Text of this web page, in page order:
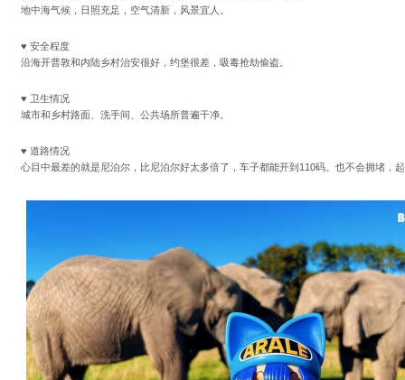
地中海气候，日照充足，空气清新，风景宜人。
♥ 安全程度
沿海开普敦和内陆乡村治安很好，约堡很差，吸毒抢劫偷盗。
♥ 卫生情况
城市和乡村路面、洗手间、公共场所普遍干净。
♥ 道路情况
心目中最差的就是尼泊尔，比尼泊尔好太多倍了，车子都能开到110码。也不会拥堵，